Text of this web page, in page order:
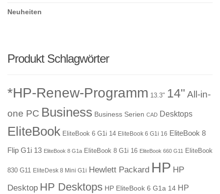
Neuheiten
Produkt Schlagwörter
*HP-Renew-Programm 13.3" 14" All-in-
one PC Business Business Serien CAD Desktops
EliteBook EliteBook 6 G1i 14 EliteBook 6 G1i 16 EliteBook 8
Flip G1i 13 EliteBook 8 G1a EliteBook 8 G1i 16 EliteBook 660 G11 EliteBook
830 G11 EliteDesk 8 Mini G1i Hewlett Packard HP HP
Desktop HP Desktops HP EliteBook 6 G1a 14 HP